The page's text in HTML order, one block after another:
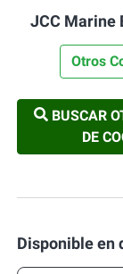
JCC Marine
Otros
BUSCAR
DE
Disponible en